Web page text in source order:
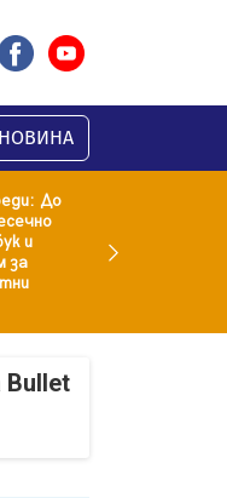
НОВИНА
До
и
за
Bullet